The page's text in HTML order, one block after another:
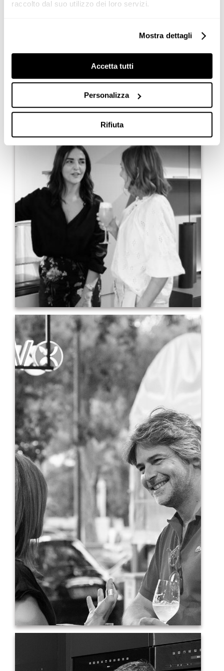
raccolto dal suo utilizzo dei loro servizi.
Mostra dettagli
Accetta tutti
Personalizza
Rifiuta